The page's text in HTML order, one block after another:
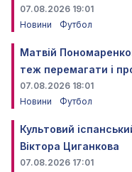
07.08.2026 19:01
Новини
Футбол
Матвій
теж перемагати і
07.08.2026 18:01
Новини
Футбол
Культовий
Віктора Циганкова
07.08.2026 17:01